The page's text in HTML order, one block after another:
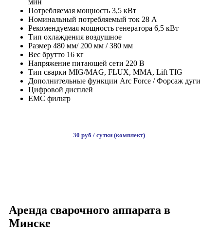
Потребляемая мощность 3,5 кВт
Номинальный потребляемый ток 28 А
Рекомендуемая мощность генератора 6,5 кВт
Тип охлаждения воздушное
Размер 480 мм/ 200 мм / 380 мм
Вес брутто 16 кг
Напряжение питающей сети 220 В
Тип сварки MIG/MAG, FLUX, MMA, Lift TIG
Дополнительные функции Аrc Force / Форсаж дуги
Цифровой дисплей
ЕМС фильтр
30 руб / сутки (комплект)
Аренда сварочного аппарата в
Минске